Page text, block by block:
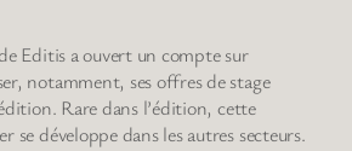
Editis a ouvert un compte sur
notamment, ses offres de stage
Rare dans l’édition, cette
développe dans les autres secteurs.